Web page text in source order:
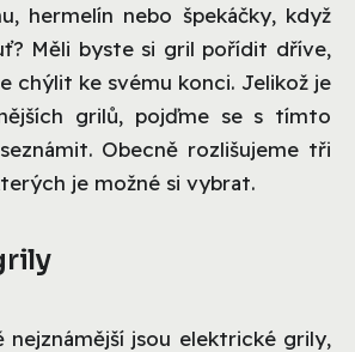
hermelín nebo špekáčky, když
Měli byste si gril pořídit dříve,
chýlit ke svému konci. Jelikož je
grilů, pojďme se s tímto
Obecně rozlišujeme tři
je možné si vybrat.
nejznámější jsou elektrické grily,